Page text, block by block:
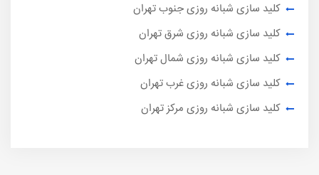
کلید سازی شبانه روزی جنوب تهران
کلید سازی شبانه روزی شرق تهران
کلید سازی شبانه روزی شمال تهران
کلید سازی شبانه روزی غرب تهران
کلید سازی شبانه روزی مرکز تهران